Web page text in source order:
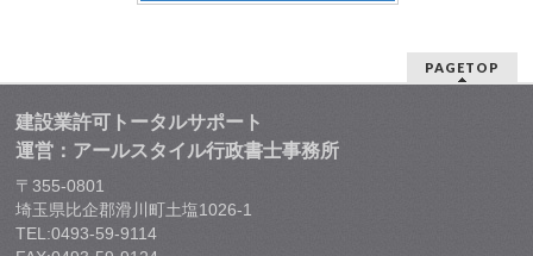
PAGETOP
建設業許可トータルサポート
運営：アールスタイル行政書士事務所
〒355-0801
埼玉県比企郡滑川町土塩1026-1
TEL:0493-59-9114